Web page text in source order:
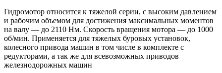
Гидромотор относится к тяжелой серии, с высоким давлением
и рабочим объемом для достижения максимальных моментов
на валу — до 2110 Нм. Скорость вращения мотора — до 1000
об/мин. Применяется для тяжелых буровых установок,
колесного привода машин в том числе в комплекте с
редукторами, а так же для всевозможных приводов
железнодорожных машин